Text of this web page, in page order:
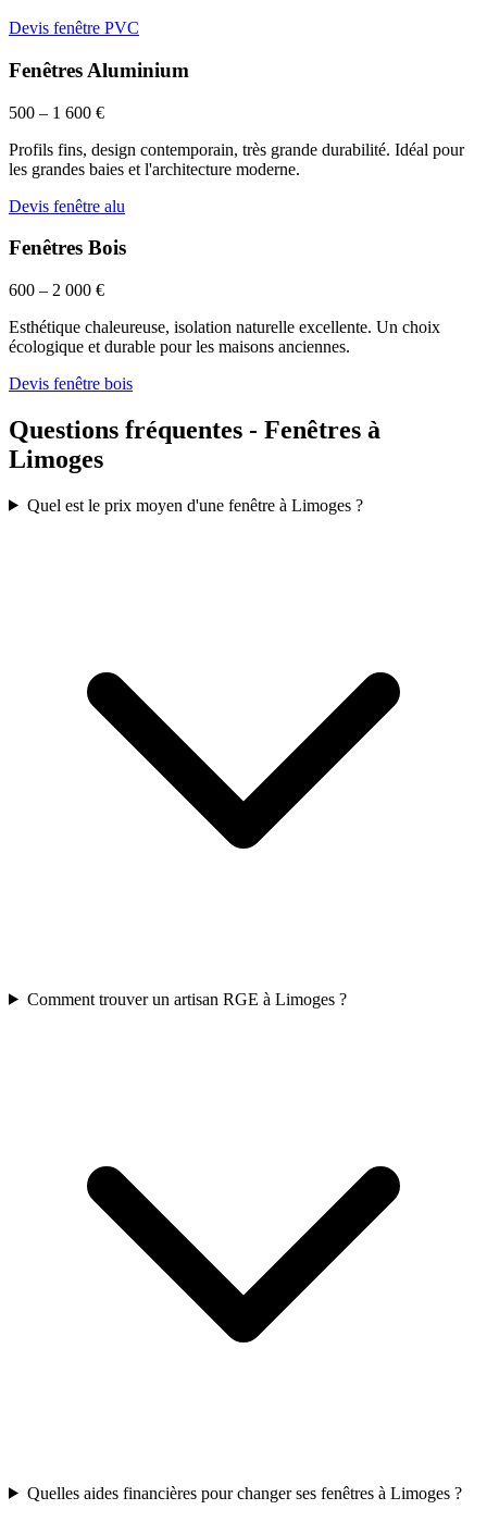
Devis fenêtre PVC
Fenêtres Aluminium
500 – 1 600 €
Profils fins, design contemporain, très grande durabilité. Idéal pour
les grandes baies et l'architecture moderne.
Devis fenêtre alu
Fenêtres Bois
600 – 2 000 €
Esthétique chaleureuse, isolation naturelle excellente. Un choix
écologique et durable pour les maisons anciennes.
Devis fenêtre bois
Questions fréquentes - Fenêtres à
Limoges
Quel est le prix moyen d'une fenêtre à Limoges ?
Comment trouver un artisan RGE à Limoges ?
Quelles aides financières pour changer ses fenêtres à Limoges ?